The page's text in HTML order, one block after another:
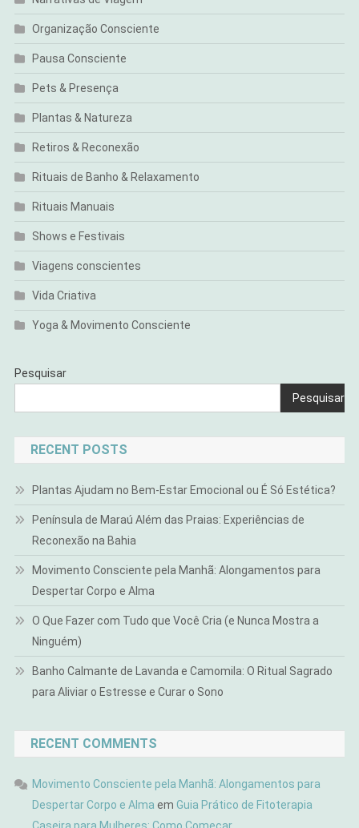
Organização Consciente
Pausa Consciente
Pets & Presença
Plantas & Natureza
Retiros & Reconexão
Rituais de Banho & Relaxamento
Rituais Manuais
Shows e Festivais
Viagens conscientes
Vida Criativa
Yoga & Movimento Consciente
Pesquisar
Pesquisar
RECENT POSTS
Plantas Ajudam no Bem-Estar Emocional ou É Só Estética?
Península de Maraú Além das Praias: Experiências de
Reconexão na Bahia
Movimento Consciente pela Manhã: Alongamentos para
Despertar Corpo e Alma
O Que Fazer com Tudo que Você Cria (e Nunca Mostra a
Ninguém)
Banho Calmante de Lavanda e Camomila: O Ritual Sagrado
para Aliviar o Estresse e Curar o Sono
RECENT COMMENTS
Movimento Consciente pela Manhã: Alongamentos para
Despertar Corpo e Alma em Guia Prático de Fitoterapia